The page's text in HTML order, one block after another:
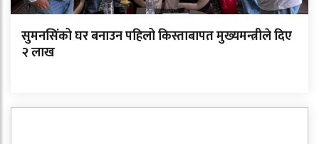
सुमनसिंको घर बनाउन पहिलो किस्ताबापत मुख्यमन्त्रीले दिए
२ लाख